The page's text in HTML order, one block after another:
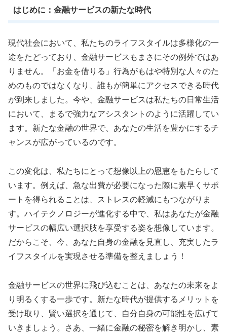
はじめに：金融サービスの新たな時代
現代社会において、私たちのライフスタイルは多様化の一
途をたどっており、金融サービスもまさにその例外ではあ
りません。「お金を借りる」行為がもはや特別な人々のた
めのものではなくなり、誰もが簡単にアクセスできる時代
が到来しました。今や、金融サービスは私たちの日常生活
において、まるで強力なアシスタントのように活躍してい
ます。新たな金融の世界で、あなたの生活を豊かにするチ
ャンスが広がっているのです。
この変化は、私たちにとって想像以上の恩恵をもたらして
います。例えば、急な出費が必要になった際に素早くサポ
ートを得られることは、ストレスの軽減にもつながりま
す。ハイテクノロジーが進化する中で、私はあなたが金融
サービスの幅広い選択肢を享受する姿を想像しています。
だからこそ、今、あなた自身の金融を見直し、充実したラ
イフスタイルを実現させる準備を整えましょう！
金融サービスの世界に飛び込むことは、あなたの未来をよ
り明るくする一歩です。新たな時代が提供するメリットを
受け取り、賢い選択を通じて、自分自身の可能性を広げて
いきましょう。さあ、一緒に金融の秘密を解き明かし、素